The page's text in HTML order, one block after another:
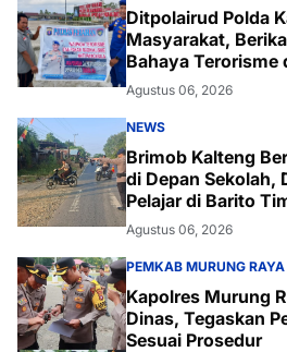
Ditpolairud Polda
Masyarakat,
Bahaya Terorisme
Agustus 06, 2026
NEWS
Brimob Kalteng
di Depan Sekolah,
Pelajar di Barito
Agustus 06, 2026
PEMKAB MURUNG RAYA
Kapolres Murung
Dinas, Tegaskan
Sesuai Prosedur